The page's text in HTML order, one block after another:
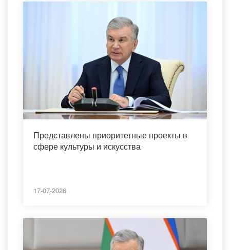
Представлены приоритетные проекты в
сфере культуры и искусства
17-07-2026